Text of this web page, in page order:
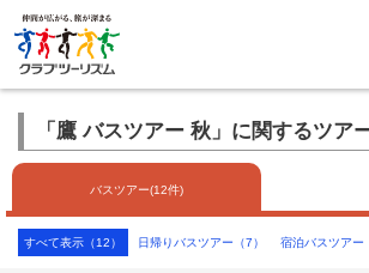
「鷹 バスツアー 秋」に関するツア
バスツアー(12件)
すべて表示（12） 日帰りバスツアー（7） 宿泊バスツアー